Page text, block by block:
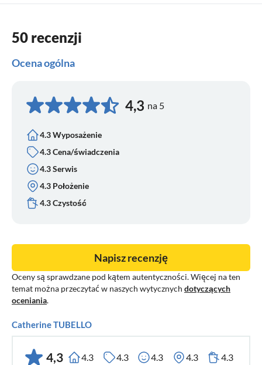
50 recenzji
Ocena ogólna
4,3 na 5
4.3 Wyposażenie
4.3 Cena/świadczenia
4.3 Serwis
4.3 Położenie
4.3 Czystość
Oceny są sprawdzane pod kątem autentyczności. Więcej na ten
temat można przeczytać w naszych wytycznych dotyczących
oceniania.
Napisz recenzję
Catherine TUBELLO
4,3 4.3 4.3 4.3 4.3 4.3